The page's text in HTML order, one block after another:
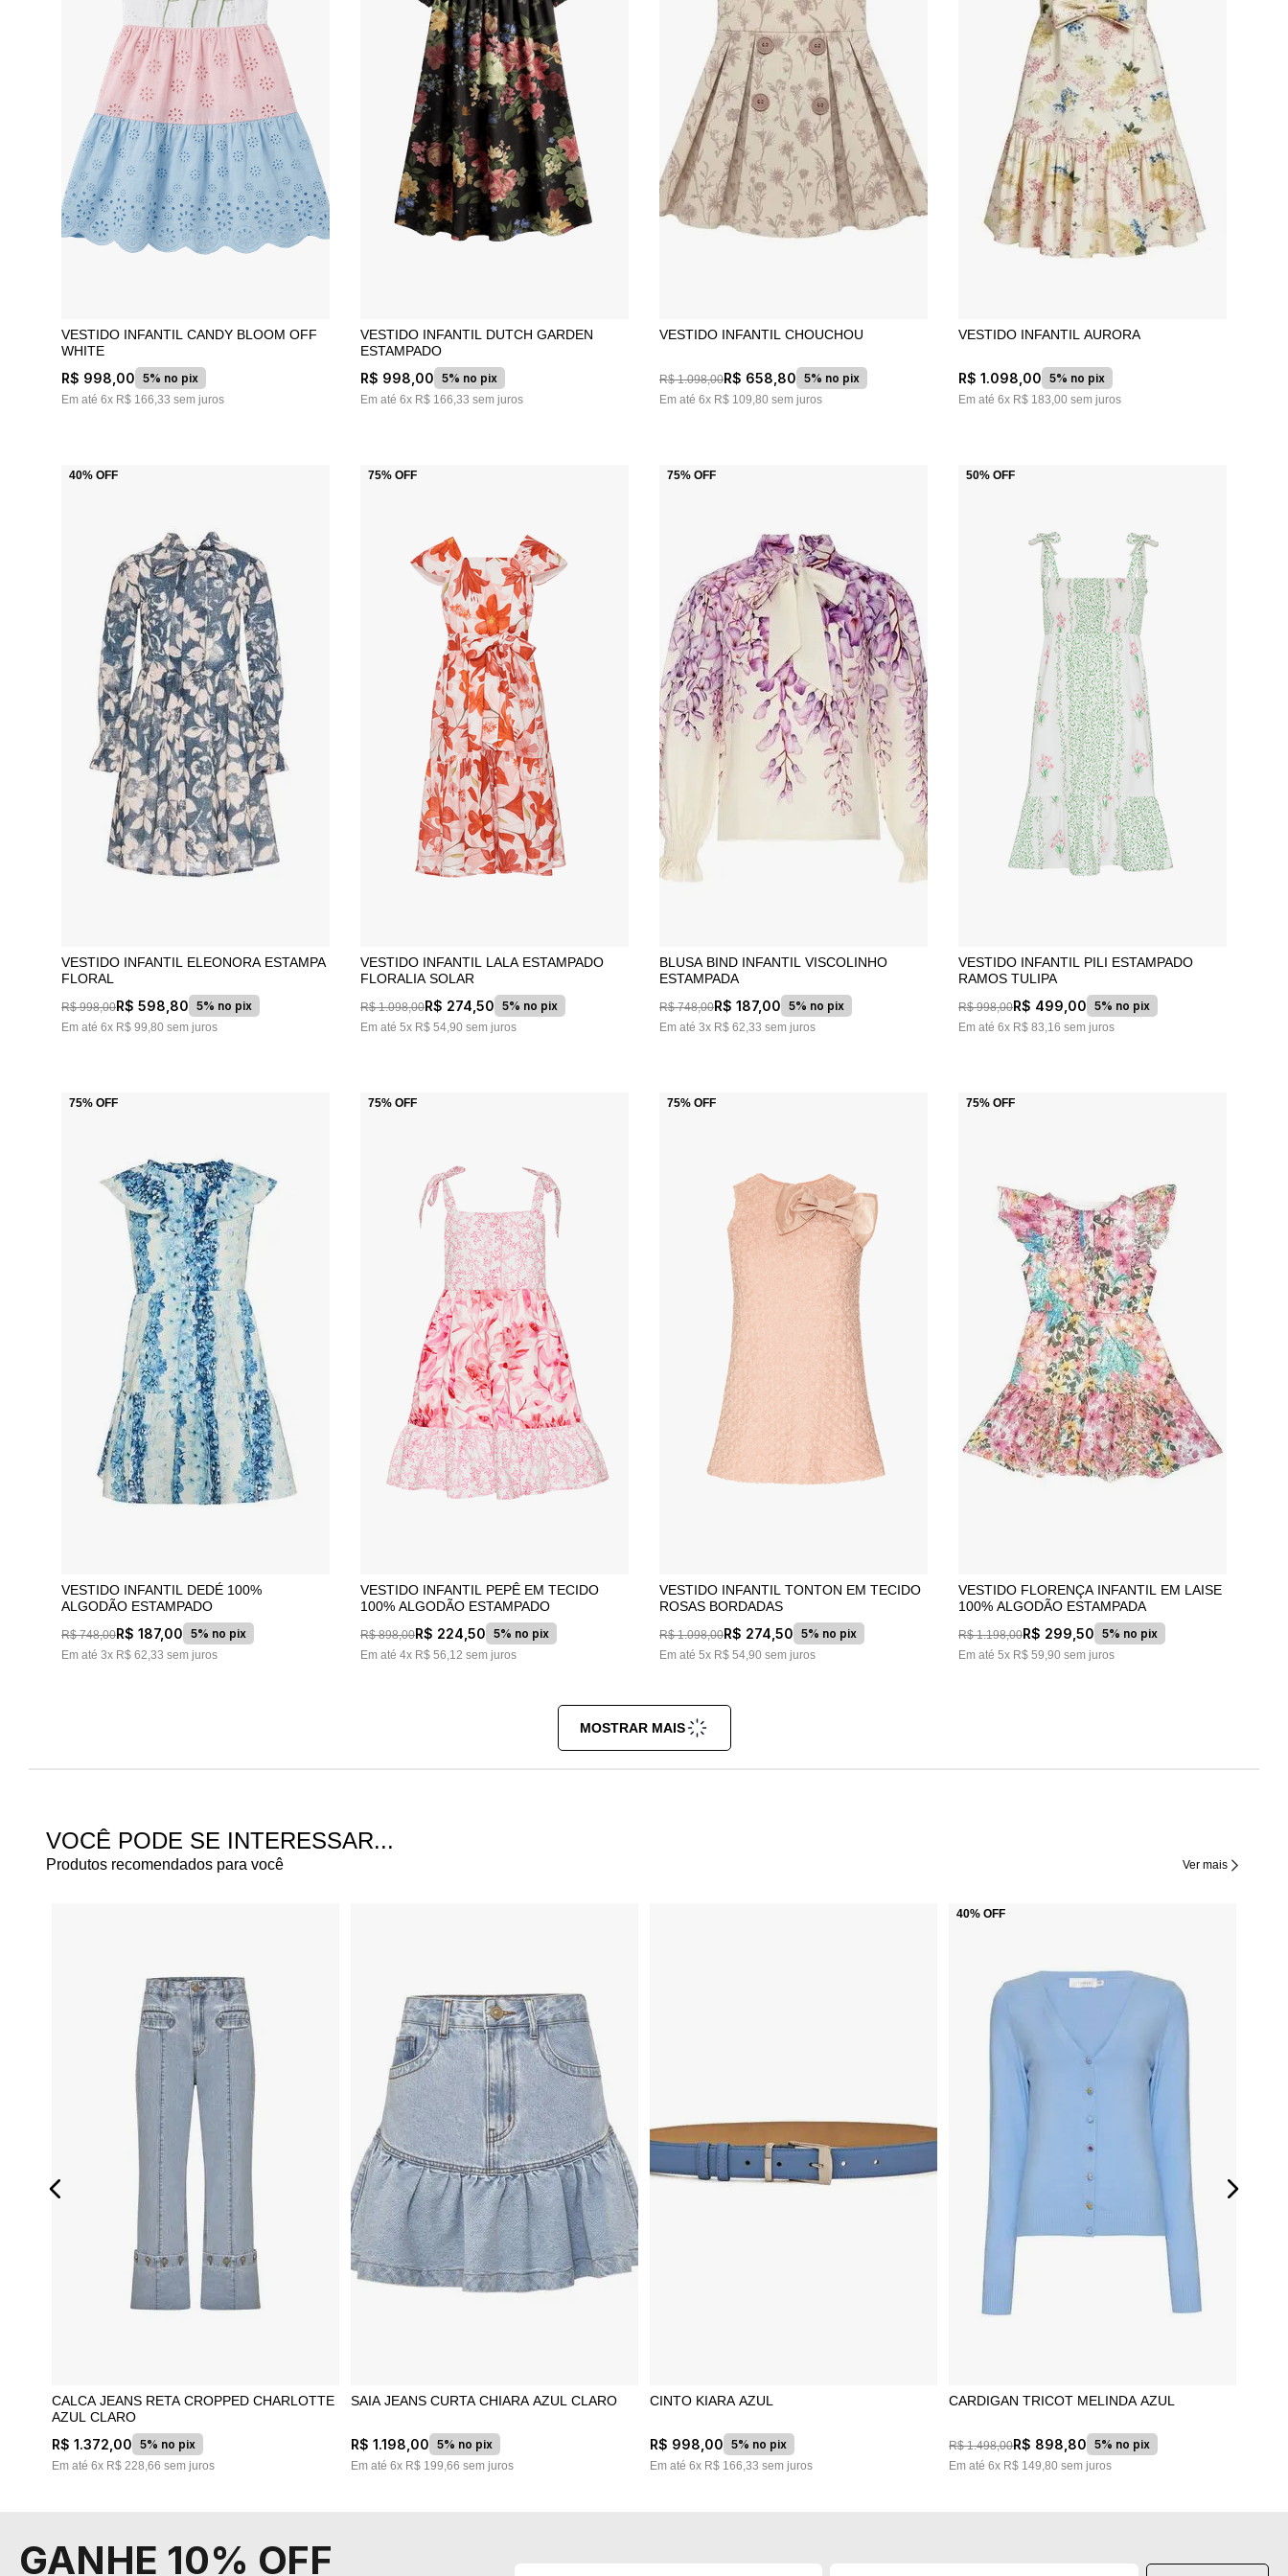
10º jacquard
VESTIDO INFANTIL CANDY BLOOM OFF
WHITE
R$ 998 00 5% no pix
Em até 6x R$ 166,33 sem juros
VESTIDO INFANTIL DUTCH GARDEN
ESTAMPADO
R$ 998 00 5% no pix
Em até 6x R$ 166,33 sem juros
VESTIDO INFANTIL CHOUCHOU
R$ 1.098,00R$ 658 80 5% no pix
Em até 6x R$ 109,80 sem juros
VESTIDO INFANTIL AURORA
R$ 1.098 00 5% no pix
Em até 6x R$ 183,00 sem juros
40% OFF
VESTIDO INFANTIL ELEONORA ESTAMPA
FLORAL
R$ 998,00R$ 598 80 5% no pix
Em até 6x R$ 99,80 sem juros
75% OFF
VESTIDO INFANTIL LALA ESTAMPADO
FLORALIA SOLAR
R$ 1.098,00R$ 274 50 5% no pix
Em até 5x R$ 54,90 sem juros
75% OFF
BLUSA BIND INFANTIL VISCOLINHO
ESTAMPADA
R$ 748,00R$ 187, 00 5% no pix
Em até 3x R$ 62,33 sem juros
50% OFF
VESTIDO INFANTIL PILI ESTAMPADO
RAMOS TULIPA
R$ 998,00R$ 499 00 5% no pix
Em até 6x R$ 83,16 sem juros
75% OFF
VESTIDO INFANTIL DEDÉ 100%
ALGODÃO ESTAMPADO
R$ 748,00R$ 187, 00 5% no pix
Em até 3x R$ 62,33 sem juros
75% OFF
VESTIDO INFANTIL PEPÊ EM TECIDO
100% ALGODÃO ESTAMPADO
R$ 898,00R$ 224 50 5% no pix
Em até 4x R$ 56,12 sem juros
75% OFF
VESTIDO INFANTIL TONTON EM TECIDO
ROSAS BORDADAS
R$ 1.098,00R$ 274 50 5% no pix
Em até 5x R$ 54,90 sem juros
75% OFF
VESTIDO FLORENÇA INFANTIL EM LAISE
100% ALGODÃO ESTAMPADA
R$ 1.198,00R$ 299 50 5% no pix
Em até 5x R$ 59,90 sem juros
MOSTRAR MAIS
VOCÊ PODE SE INTERESSAR...
Produtos recomendados para você Ver mais
CALCA JEANS RETA CROPPED CHARLOTTE
AZUL CLARO
R$ 1.372 00 5% no pix
Em até6x R$ 228,66 sem juros
SAIA JEANS CURTA CHIARA AZUL CLARO
R$ 1.198 00 5% no pix
Em até6x R$ 199,66 sem juros
CINTO KIARA AZUL
R$ 998 00 5% no pix
Em até6x R$ 166,33 sem juros
40% OFF
CARDIGAN TRICOT MELINDA AZUL
R$ 1.498,00R$ 898 80 5% no pix
Em até6x R$ 149,80 sem juros
GANHE 10% OFF